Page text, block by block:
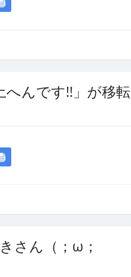
へんです!!」が移転
さん（；ω；